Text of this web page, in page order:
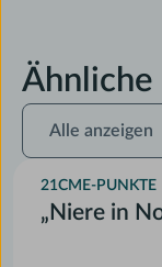
Ähnliche
anzeigen
Alle anzeigen
21CME-PUNKTE
„Niere in